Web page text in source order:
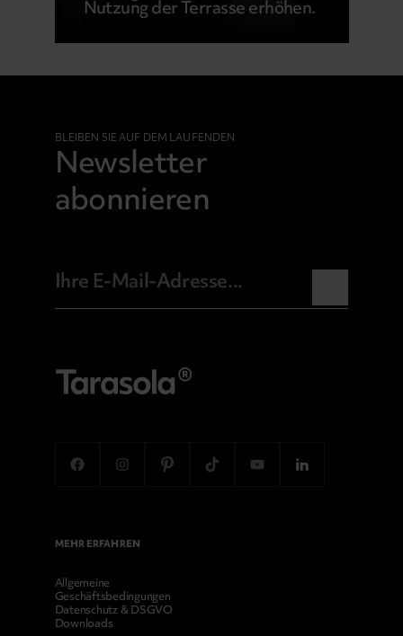
Nutzung der Terrasse erhöhen.
BLEIBEN SIE AUF DEM LAUFENDEN
Newsletter
abonnieren
MEHR ERFAHREN
Allgemeine
Geschäftsbedingungen
Datenschutz & DSGVO
Downloads